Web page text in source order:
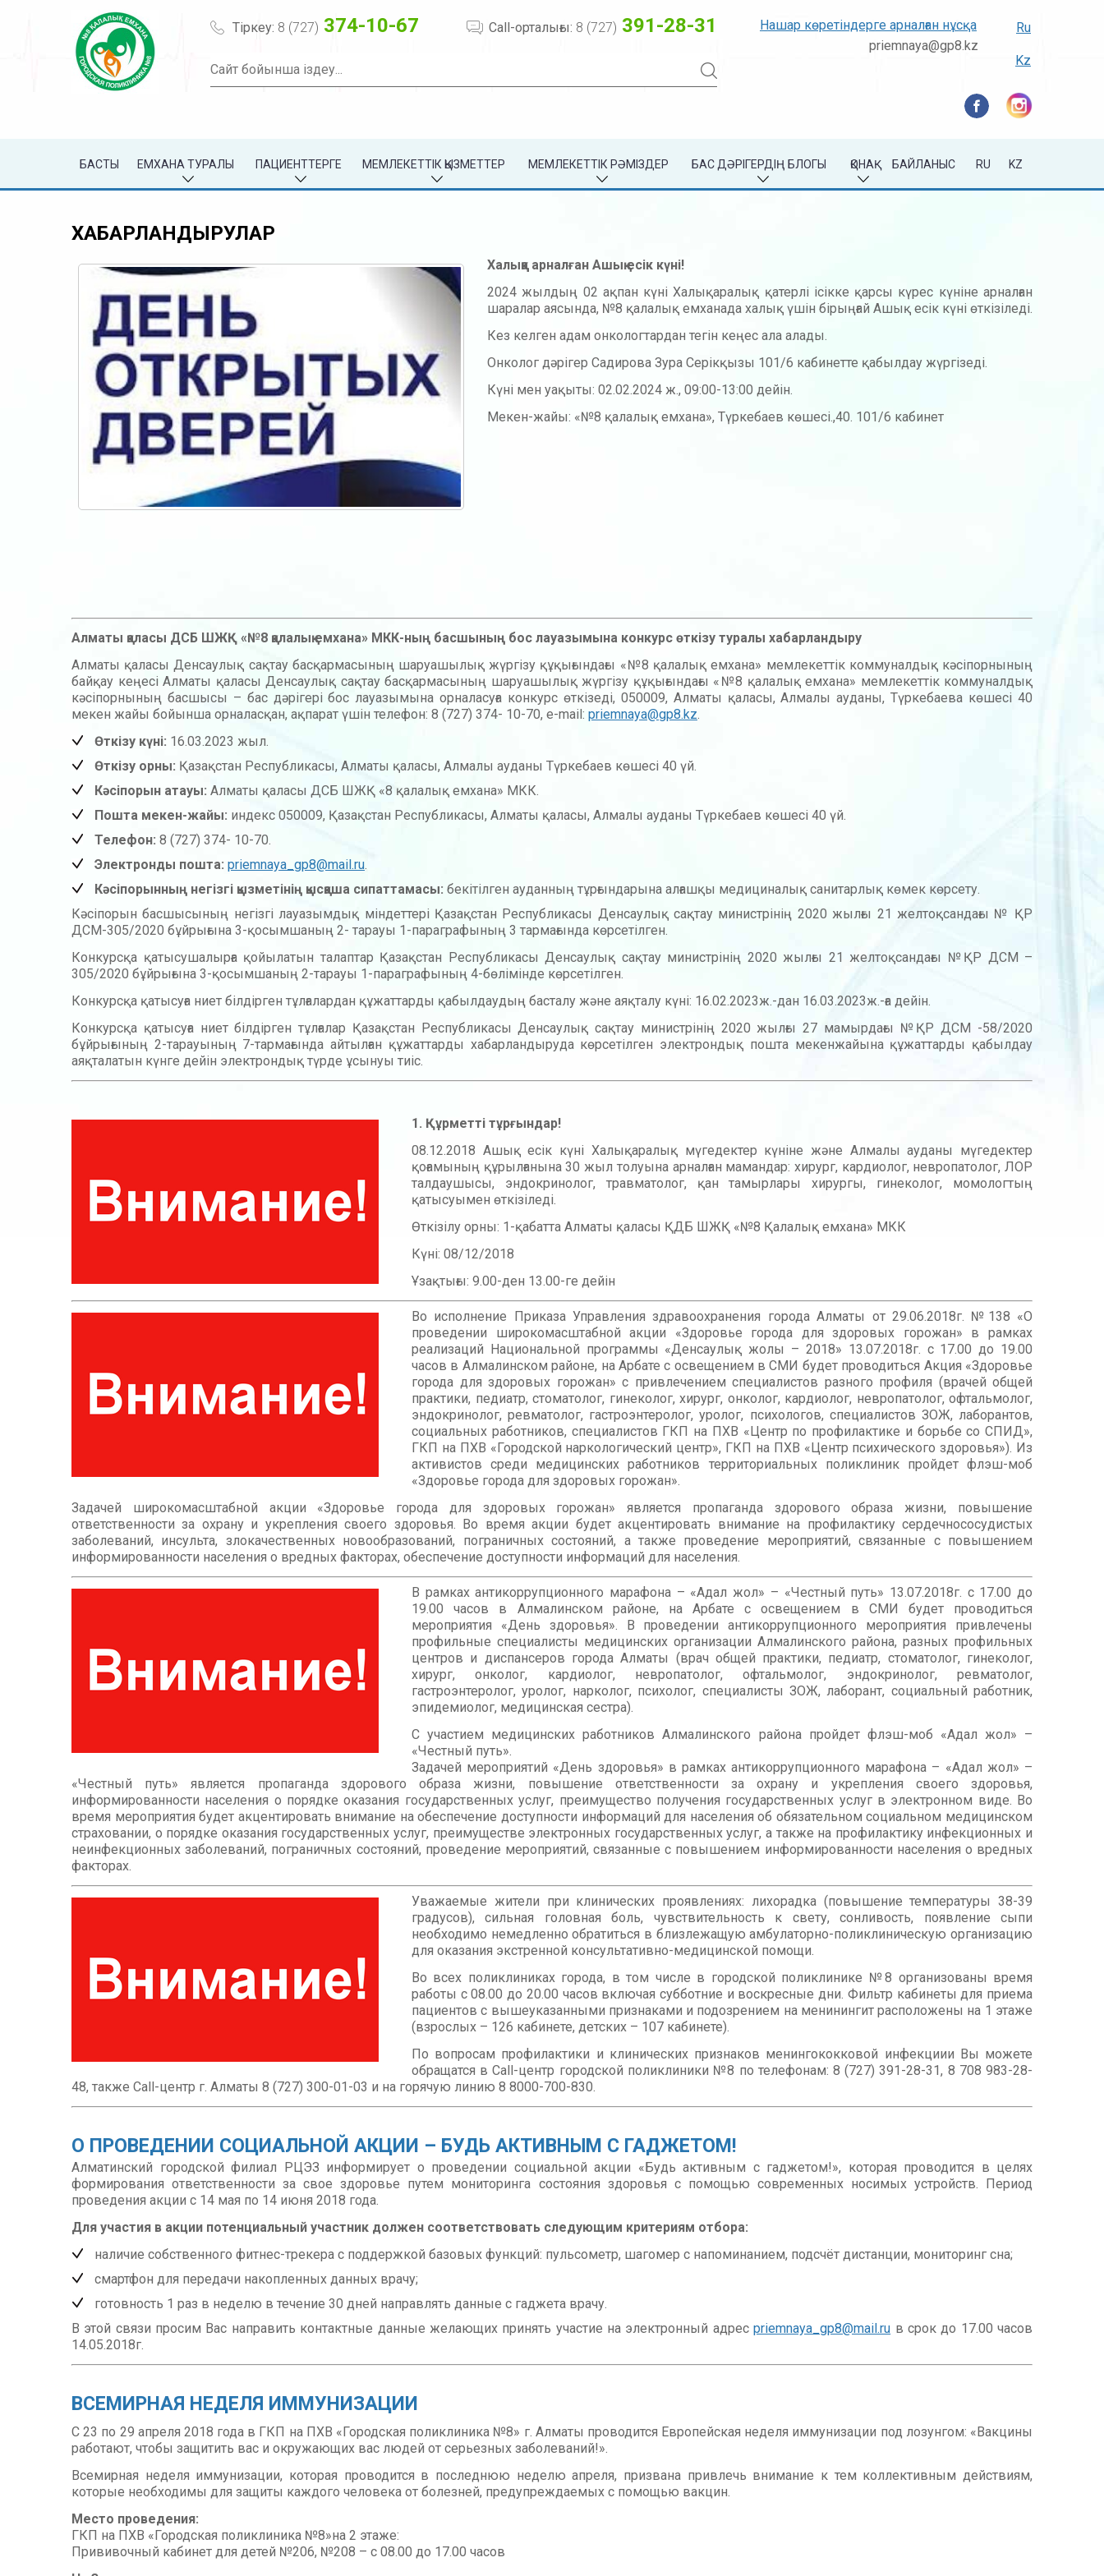
Тіркеу: 8 (727) 374-10-67 Call-орталығы: 8 (727) 391-28-31
Нашар көретіндерге арналған нұсқа
priemnaya@gp8.kz
Ru
Kz
БАСТЫ ЕМХАНА ТУРАЛЫ ПАЦИЕНТТЕРГЕ МЕМЛЕКЕТТІК ҚЫЗМЕТТЕР МЕМЛЕКЕТТІК РӘМІЗДЕР БАС ДӘРІГЕРДІҢ БЛОГЫ ҚОНАҚ БАЙЛАНЫС RU KZ
ХАБАРЛАНДЫРУЛАР
Халыққа арналған Ашық есік күні!
2024 жылдың 02 ақпан күні Халықаралық қатерлі ісікке қарсы күрес күніне арналған
шаралар аясында, №8 қалалық емханада халық үшін бірыңғай Ашық есік күні өткізіледі.
Кез келген адам онкологтардан тегін кеңес ала алады.
Онколог дәрігер Садирова Зура Серікқызы 101/6 кабинетте қабылдау жүргізеді.
Күні мен уақыты: 02.02.2024 ж., 09:00-13:00 дейін.
Мекен-жайы: «№8 қалалық емхана», Түркебаев көшесі.,40. 101/6 кабинет
Алматы қаласы ДСБ ШЖҚ «№8 қалалық емхана» МКК-ның басшының бос лауазымына конкурс өткізу туралы хабарландыру
Алматы қаласы Денсаулық сақтау басқармасының шаруашылық жүргізу құқығындағы «№8 қалалық емхана» мемлекеттік коммуналдық кәсіпорнының
байқау кеңесі Алматы қаласы Денсаулық сақтау басқармасының шаруашылық жүргізу құқығындағы «№8 қалалық емхана» мемлекеттік коммуналдық
кәсіпорнының басшысы – бас дәрігері бос лауазымына орналасуға конкурс өткізеді, 050009, Алматы қаласы, Алмалы ауданы, Түркебаева көшесі 40
мекен жайы бойынша орналасқан, ақпарат үшін телефон: 8 (727) 374- 10-70, e-mail: priemnaya@gp8.kz.
Өткізу күні: 16.03.2023 жыл.
Өткізу орны: Қазақстан Республикасы, Алматы қаласы, Алмалы ауданы Түркебаев көшесі 40 үй.
Кәсіпорын атауы: Алматы қаласы ДСБ ШЖҚ «8 қалалық емхана» МКК.
Пошта мекен-жайы: индекс 050009, Қазақстан Республикасы, Алматы қаласы, Алмалы ауданы Түркебаев көшесі 40 үй.
Телефон: 8 (727) 374- 10-70.
Электронды пошта: priemnaya_gp8@mail.ru.
Кәсіпорынның негізгі қызметінің қысқаша сипаттамасы: бекітілген ауданның тұрғындарына алғашқы медициналық санитарлық көмек көрсету.
Кәсіпорын басшысының негізгі лауазымдық міндеттері Қазақстан Республикасы Денсаулық сақтау министрінің 2020 жылғы 21 желтоқсандағы № ҚР
ДСМ-305/2020 бұйрығына 3-қосымшаның 2- тарауы 1-параграфының 3 тармағында көрсетілген.
Конкурсқа қатысушалырға қойылатын талаптар Қазақстан Республикасы Денсаулық сақтау министрінің 2020 жылғы 21 желтоқсандағы №ҚР ДСМ –
305/2020 бұйрығына 3-қосымшаның 2-тарауы 1-параграфының 4-бөлімінде көрсетілген.
Конкурсқа қатысуға ниет білдірген тұлғалардан құжаттарды қабылдаудың басталу және аяқталу күні: 16.02.2023ж.-дан 16.03.2023ж.-ға дейін.
Конкурсқа қатысуға ниет білдірген тұлғалар Қазақстан Республикасы Денсаулық сақтау министрінің 2020 жылғы 27 мамырдағы №ҚР ДСМ -58/2020
бұйрығының 2-тарауының 7-тармағында айтылған құжаттарды хабарландыруда көрсетілген электрондық пошта мекенжайына құжаттарды қабылдау
аяқталатын күнге дейін электрондық түрде ұсынуы тиіс.
1. Құрметті тұрғындар!
08.12.2018 Ашық есік күні Халықаралық мүгедектер күніне және Алмалы ауданы мүгедектер
қоғамының құрылғанына 30 жыл толуына арналған мамандар: хирург, кардиолог, невропатолог, ЛОР
талдаушысы, эндокринолог, травматолог, қан тамырлары хирургы, гинеколог, момологтың
қатысуымен өткізіледі.
Өткізілу орны: 1-қабатта Алматы қаласы ҚДБ ШЖҚ «№8 Қалалық емхана» МКК
Күні: 08/12/2018
Ұзақтығы: 9.00-ден 13.00-ге дейін
Во исполнение Приказа Управления здравоохранения города Алматы от 29.06.2018г. №138 «О
проведении широкомасштабной акции «Здоровье города для здоровых горожан» в рамках
реализаций Национальной программы «Денсаулық жолы – 2018» 13.07.2018г. с 17.00 до 19.00
часов в Алмалинском районе, на Арбате с освещением в СМИ будет проводиться Акция «Здоровье
города для здоровых горожан» с привлечением специалистов разного профиля (врачей общей
практики, педиатр, стоматолог, гинеколог, хирург, онколог, кардиолог, невропатолог, офтальмолог,
эндокринолог, ревматолог, гастроэнтеролог, уролог, психологов, специалистов ЗОЖ, лаборантов,
социальных работников, специалистов ГКП на ПХВ «Центр по профилактике и борьбе со СПИД»,
ГКП на ПХВ «Городской наркологический центр», ГКП на ПХВ «Центр психического здоровья»). Из
активистов среди медицинских работников территориальных поликлиник пройдет флэш-моб
«Здоровье города для здоровых горожан».
Задачей широкомасштабной акции «Здоровье города для здоровых горожан» является пропаганда здорового образа жизни, повышение
ответственности за охрану и укрепления своего здоровья. Во время акции будет акцентировать внимание на профилактику сердечнососудистых
заболеваний, инсульта, злокачественных новообразований, пограничных состояний, а также проведение мероприятий, связанные с повышением
информированности населения о вредных факторах, обеспечение доступности информаций для населения.
В рамках антикоррупционного марафона – «Адал жол» – «Честный путь» 13.07.2018г. с 17.00 до
19.00 часов в Алмалинском районе, на Арбате с освещением в СМИ будет проводиться
мероприятия «День здоровья». В проведении антикоррупционного мероприятия привлечены
профильные специалисты медицинских организации Алмалинского района, разных профильных
центров и диспансеров города Алматы (врач общей практики, педиатр, стоматолог, гинеколог,
хирург, онколог, кардиолог, невропатолог, офтальмолог, эндокринолог, ревматолог,
гастроэнтеролог, уролог, нарколог, психолог, специалисты ЗОЖ, лаборант, социальный работник,
эпидемиолог, медицинская сестра).
С участием медицинских работников Алмалинского района пройдет флэш-моб «Адал жол» –
«Честный путь».
Задачей мероприятий «День здоровья» в рамках антикоррупционного марафона – «Адал жол» –
«Честный путь» является пропаганда здорового образа жизни, повышение ответственности за охрану и укрепления своего здоровья,
информированности населения о порядке оказания государственных услуг, преимущество получения государственных услуг в электронном виде. Во
время мероприятия будет акцентировать внимание на обеспечение доступности информаций для населения об обязательном социальном медицинском
страховании, о порядке оказания государственных услуг, преимуществе электронных государственных услуг, а также на профилактику инфекционных и
неинфекционных заболеваний, пограничных состояний, проведение мероприятий, связанные с повышением информированности населения о вредных
факторах.
Уважаемые жители при клинических проявлениях: лихорадка (повышение температуры 38-39
градусов), сильная головная боль, чувствительность к свету, сонливость, появление сыпи
необходимо немедленно обратиться в близлежащую амбулаторно-поликлиническую организацию
для оказания экстренной консультативно-медицинской помощи.
Во всех поликлиниках города, в том числе в городской поликлинике №8 организованы время
работы с 08.00 до 20.00 часов включая субботние и воскресные дни. Фильтр кабинеты для приема
пациентов с вышеуказанными признаками и подозрением на менинингит расположены на 1 этаже
(взрослых – 126 кабинете, детских – 107 кабинете).
По вопросам профилактики и клинических признаков менингококковой инфекциии Вы можете
обращатся в Call-центр городской поликлиники №8 по телефонам: 8 (727) 391-28-31, 8 708 983-28-
48, также Call-центр г. Алматы 8 (727) 300-01-03 и на горячую линию 8 8000-700-830.
О ПРОВЕДЕНИИ СОЦИАЛЬНОЙ АКЦИИ – БУДЬ АКТИВНЫМ С ГАДЖЕТОМ!
Алматинский городской филиал РЦЭЗ информирует о проведении социальной акции «Будь активным с гаджетом!», которая проводится в целях
формирования ответственности за свое здоровье путем мониторинга состояния здоровья с помощью современных носимых устройств. Период
проведения акции с 14 мая по 14 июня 2018 года.
Для участия в акции потенциальный участник должен соответствовать следующим критериям отбора:
наличие собственного фитнес-трекера с поддержкой базовых функций: пульсометр, шагомер с напоминанием, подсчёт дистанции, мониторинг сна;
смартфон для передачи накопленных данных врачу;
готовность 1 раз в неделю в течение 30 дней направлять данные с гаджета врачу.
В этой связи просим Вас направить контактные данные желающих принять участие на электронный адресpriemnaya_gp8@mail.ru в срок до 17.00 часов
14.05.2018г.
ВСЕМИРНАЯ НЕДЕЛЯ ИММУНИЗАЦИИ
С 23 по 29 апреля 2018 года в ГКП на ПХВ «Городская поликлиника №8» г. Алматы проводится Европейская неделя иммунизации под лозунгом: «Вакцины
работают, чтобы защитить вас и окружающих вас людей от серьезных заболеваний!».
Всемирная неделя иммунизации, которая проводится в последнюю неделю апреля, призвана привлечь внимание к тем коллективным действиям,
которые необходимы для защиты каждого человека от болезней, предупреждаемых с помощью вакцин.
Место проведения:
ГКП на ПХВ «Городская поликлиника №8»на 2 этаже:
Прививочный кабинет для детей №206, №208 – с 08.00 до 17.00 часов